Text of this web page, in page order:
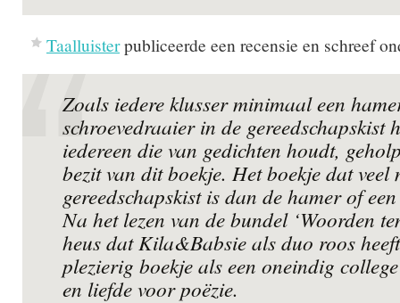
Taalluisterpubliceerde een recensie en schreef
Zoals iedere klusser minimaal een
schroevedraaier in de gereedschapskist
iedereen die van gedichten houdt,
bezit van dit boekje. Het boekje dat veel
gereedschapskist is dan de hamer of
Na het lezen van de bundel ‘Woorden
heus dat Kila&Babsie als duo roos
plezierig boekje als een oneindig
en liefde voor poëzie.